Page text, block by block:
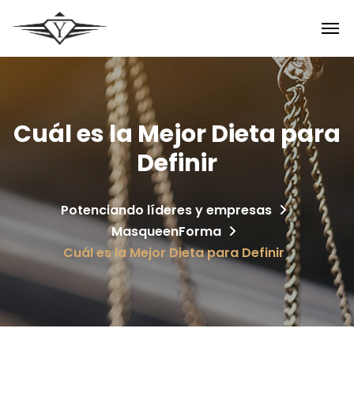
Cuál es la Mejor Dieta para
Definir
Potenciando líderes y empresas
MasqueenForma
Cuál es la Mejor Dieta para Definir